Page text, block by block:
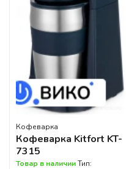
Кофеварка
Кофеварка Kitfort KT-
7315
Товар в наличииТип: